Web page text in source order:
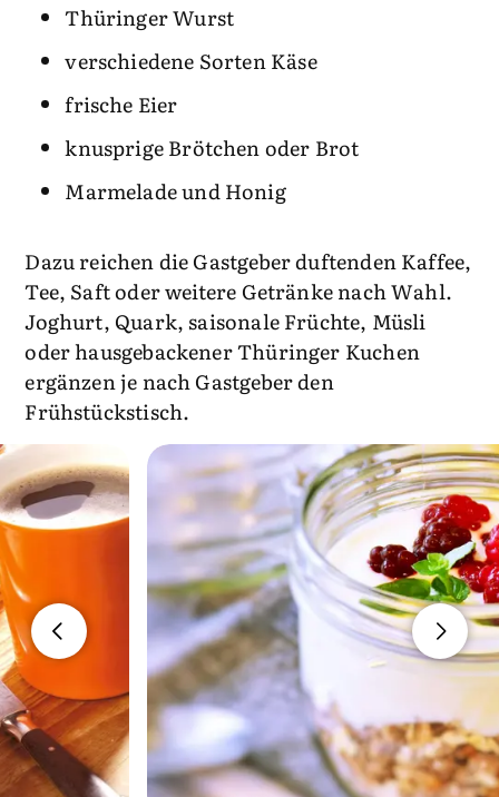
Thüringer Wurst
verschiedene Sorten Käse
frische Eier
knusprige Brötchen oder Brot
Marmelade und Honig
Dazu reichen die Gastgeber duftenden Kaffee,
Tee, Saft oder weitere Getränke nach Wahl.
Joghurt, Quark, saisonale Früchte, Müsli
oder hausgebackener Thüringer Kuchen
ergänzen je nach Gastgeber den
Frühstückstisch.